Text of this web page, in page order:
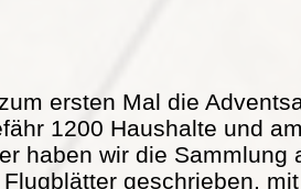
ersten Mal die
1200 Haushalte und
haben wir die
geschrieben,